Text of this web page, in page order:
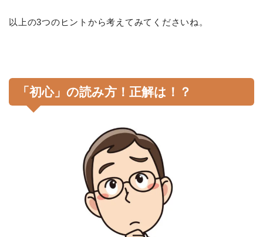
以上の3つのヒントから考えてみてくださいね。
「初心」の読み方！正解は！？